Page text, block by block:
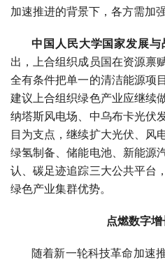
加速推进的背景下，各方需加
中国人民大学国家发展
出，上合组织成员国在资源禀
全有条件把单一的清洁能源项
建议上合组织绿色产业应继续
纳塔斯风电场、中乌布卡光伏
目为支点，继续扩大光伏、风
绿氢制备、储能电池、新能源
认、碳足迹追踪三大公共平台
绿色产业集群优势。
点燃数字
随着新一轮科技革命加速